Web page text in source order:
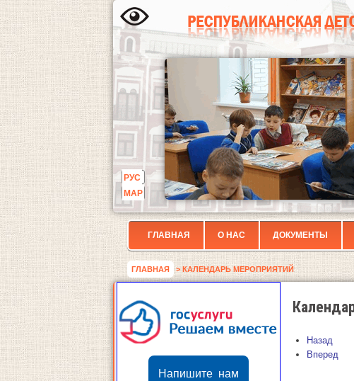
РУС
МАР
ГЛАВНАЯ О НАС ДОКУМЕНТЫ
ГЛАВНАЯ > КАЛЕНДАРЬ МЕРОПРИЯТИЙ
Напишите нам
Назад
Вперед